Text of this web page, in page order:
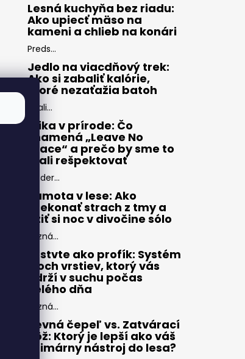
Lesná kuchyňa bez riadu:
Ako upiecť mäso na
kameni a chlieb na konári
Preds...
Jedlo na viacdňový trek:
Ako si zabaliť kalórie,
ktoré nezaťažia batoh
Zbali...
Etika v prírode: Čo
znamená „Leave No
Trace“ a prečo by sme to
mali rešpektovať
Moder...
Samota v lese: Ako
prekonať strach z tmy a
užiť si noc v divočine sólo
Pozná...
Vrstvte ako profík: Systém
troch vrstiev, ktorý vás
udrží v suchu počas
celého dňa
Pozná...
Pevná čepeľ vs. Zatvárací
nôž: Ktorý je lepší ako váš
primárny nástroj do lesa?